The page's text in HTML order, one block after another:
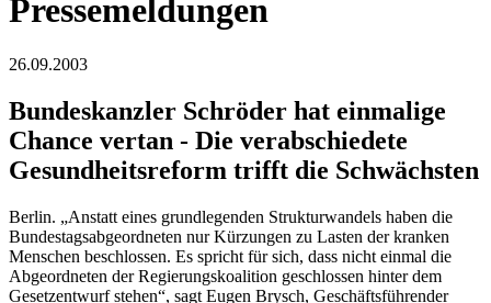
Pressemeldungen
26.09.2003
Bundeskanzler Schröder hat einmalige
Chance vertan - Die verabschiedete
Gesundheitsreform trifft die Schwächsten
Berlin. „Anstatt eines grundlegenden Strukturwandels haben die
Bundestagsabgeordneten nur Kürzungen zu Lasten der kranken
Menschen beschlossen. Es spricht für sich, dass nicht einmal die
Abgeordneten der Regierungskoalition geschlossen hinter dem
Gesetzentwurf stehen“, sagt Eugen Brysch, Geschäftsführender